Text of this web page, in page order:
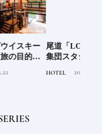
「LOG」世界的建築
スタジオ・ムンバイ
ERIES